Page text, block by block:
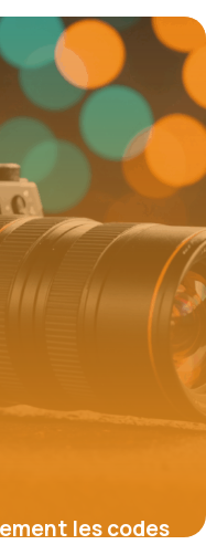
Promo
les codes